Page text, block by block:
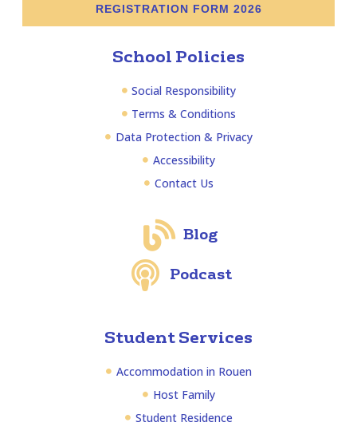
Student Services
Accommodation in Rouen
Host Family
Student Residence
School Policies
Social Responsibility
Terms & Conditions
Data Protection & Privacy
Accessibility
Contact Us
Blog
Podcast
REGISTRATION FORM 2026